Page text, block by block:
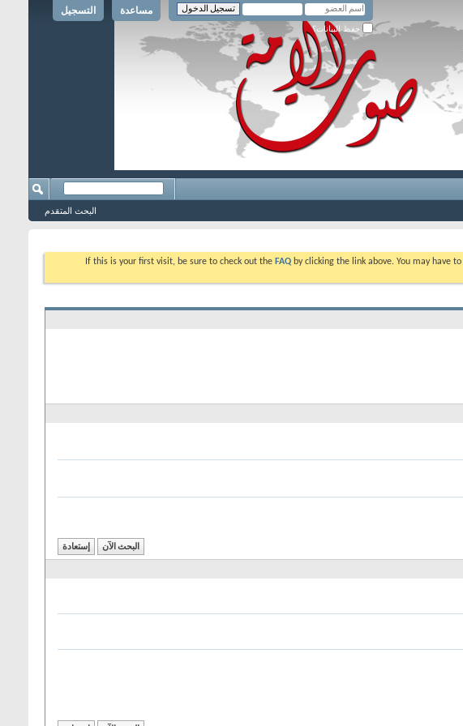
التسجيل مساعدة
حفظ البيانات؟
البحث المتقدم
If this is your first visit, be sure to check out the FAQ by clicking the link above. You may have to